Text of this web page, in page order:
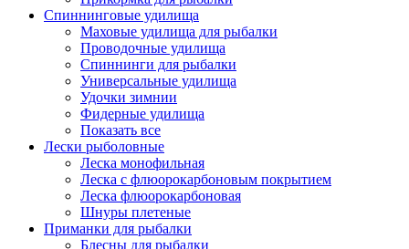
Спиннинговые удилища
Маховые удилища для рыбалки
Проводочные удилища
Спиннинги для рыбалки
Универсальные удилища
Удочки зимнии
Фидерные удилища
Показать все
Лески рыболовные
Леска монофильная
Леска с флюорокарбоновым покрытием
Леска флюорокарбоновая
Шнуры плетеные
Приманки для рыбалки
Блесны для рыбалки